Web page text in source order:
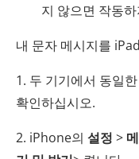
지 않으면 작동
내 문자 메시지를
1. 두 기기에서 동일
확인하십시오.
2. iPhone의 설정 >